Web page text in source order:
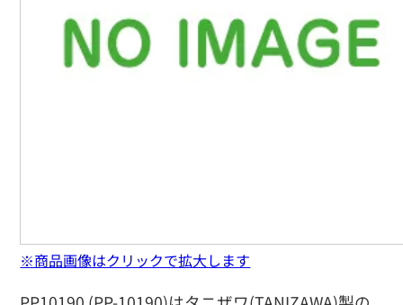
※商品画像はクリックで拡大します